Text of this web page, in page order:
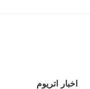
اخبار اتریوم